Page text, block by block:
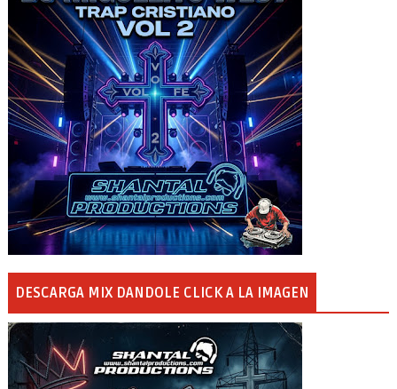
DESCARGA MIX DANDOLE CLICK A LA IMAGEN